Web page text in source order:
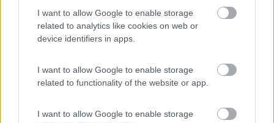
I want to allow Google to enable storage
related to analytics like cookies on web or
device identifiers in apps.
I want to allow Google to enable storage
related to functionality of the website or app.
I want to allow Google to enable storage
dover cercare una zona adibita, che magari rimane fin troppo
fuori dal percorso che farei (infatti seguendo il percorso da
google map, sarebbe la maggior parte autostrada) Inoltre
avevo considerato che di viaggio ci volevano 2 giorni (2 ad
notare. Chi ha messo 3 giorni intende seguendo fedelmente il
percorso, o fermandosi a visitare zone e posti "fuori itinerario" o
considerare bene i tempi, perché il noleggio dura 10 giorni,